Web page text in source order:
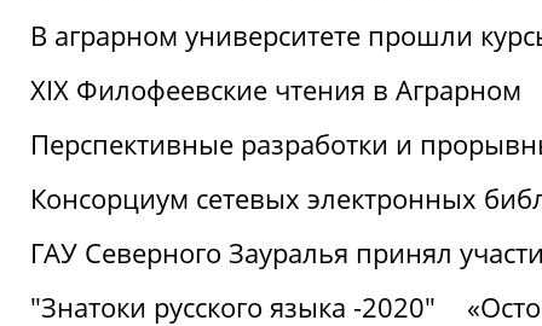
В аграрном университете прошли
XIX Филофеевские чтения в Аграрном
Перспективные разработки и
Консорциум сетевых электронных
ГАУ Северного Зауралья принял
"Знатоки русского языка -2020"